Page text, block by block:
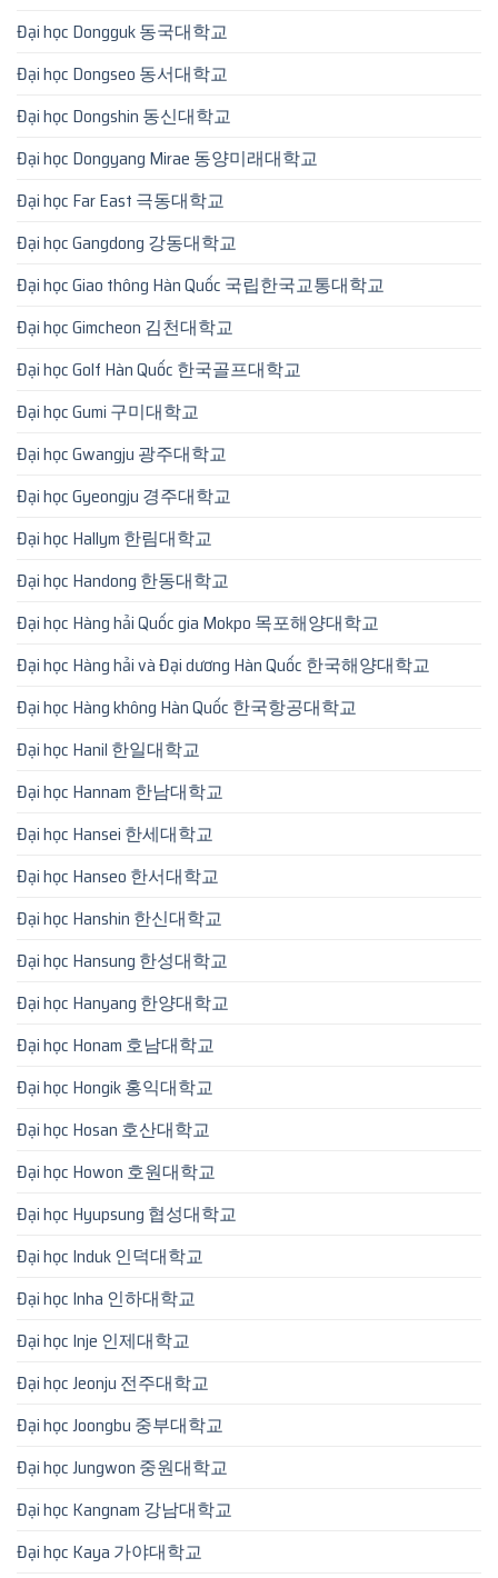
Đại học Dongguk 동국대학교
Đại học Dongseo 동서대학교
Đại học Dongshin 동신대학교
Đại học Dongyang Mirae 동양미래대학교
Đại học Far East 극동대학교
Đại học Gangdong 강동대학교
Đại học Giao thông Hàn Quốc 국립한국교통대학교
Đại học Gimcheon 김천대학교
Đại học Golf Hàn Quốc 한국골프대학교
Đại học Gumi 구미대학교
Đại học Gwangju 광주대학교
Đại học Gyeongju 경주대학교
Đại học Hallym 한림대학교
Đại học Handong 한동대학교
Đại học Hàng hải Quốc gia Mokpo 목포해양대학교
Đại học Hàng hải và Đại dương Hàn Quốc 한국해양대학교
Đại học Hàng không Hàn Quốc 한국항공대학교
Đại học Hanil 한일대학교
Đại học Hannam 한남대학교
Đại học Hansei 한세대학교
Đại học Hanseo 한서대학교
Đại học Hanshin 한신대학교
Đại học Hansung 한성대학교
Đại học Hanyang 한양대학교
Đại học Honam 호남대학교
Đại học Hongik 홍익대학교
Đại học Hosan 호산대학교
Đại học Howon 호원대학교
Đại học Hyupsung 협성대학교
Đại học Induk 인덕대학교
Đại học Inha 인하대학교
Đại học Inje 인제대학교
Đại học Jeonju 전주대학교
Đại học Joongbu 중부대학교
Đại học Jungwon 중원대학교
Đại học Kangnam 강남대학교
Đại học Kaya 가야대학교